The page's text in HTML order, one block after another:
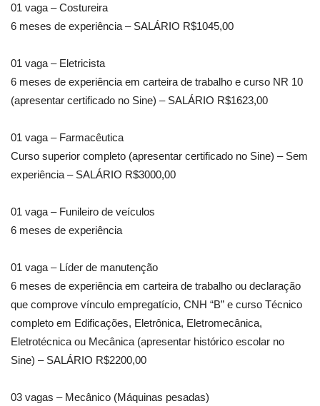
01 vaga – Costureira
6 meses de experiência – SALÁRIO R$1045,00
01 vaga – Eletricista
6 meses de experiência em carteira de trabalho e curso NR 10
(apresentar certificado no Sine) – SALÁRIO R$1623,00
01 vaga – Farmacêutica
Curso superior completo (apresentar certificado no Sine) – Sem
experiência – SALÁRIO R$3000,00
01 vaga – Funileiro de veículos
6 meses de experiência
01 vaga – Líder de manutenção
6 meses de experiência em carteira de trabalho ou declaração
que comprove vínculo empregatício, CNH “B” e curso Técnico
completo em Edificações, Eletrônica, Eletromecânica,
Eletrotécnica ou Mecânica (apresentar histórico escolar no
Sine) – SALÁRIO R$2200,00
03 vagas – Mecânico (Máquinas pesadas)